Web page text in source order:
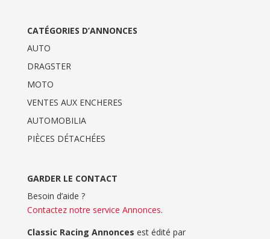
CATÉGORIES D’ANNONCES
AUTO
DRAGSTER
MOTO
VENTES AUX ENCHERES
AUTOMOBILIA
PIÈCES DÉTACHÉES
GARDER LE CONTACT
Besoin d’aide ?
Contactez notre service Annonces.
Classic Racing Annonces est édité par